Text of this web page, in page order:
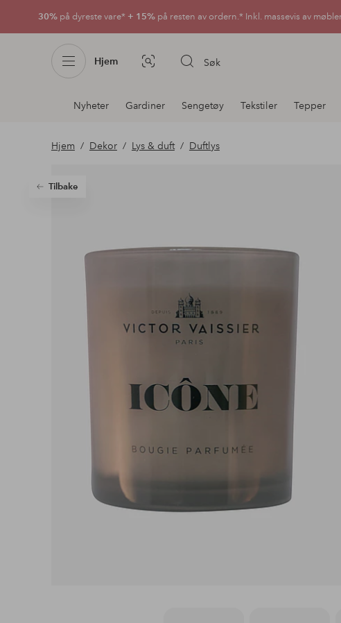
30% på dyreste vare* + 15% på resten av ordern.* Inkl. massevis av
Hjem Bildesøk Søk
Avdelingsnavigering
Nyheter Gardiner Sengetøy Tekstiler Tepper
Hjem Dekor Lys & duft Duftlys
Tilbake